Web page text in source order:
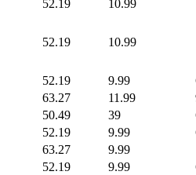
52.19 10.99
52.19 10.99
52.19 9.99
63.27 11.99
50.49 39
52.19 9.99
63.27 9.99
52.19 9.99